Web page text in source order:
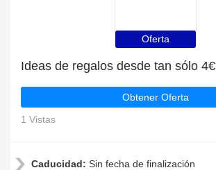
Oferta
Ideas de regalos desde tan sólo 4€
Obtener Oferta
1 Vistas
Caducidad: Sin fecha de finalización